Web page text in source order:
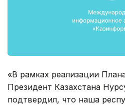
«В рамках реализации
Президент Казахстана
подтвердил, что наша